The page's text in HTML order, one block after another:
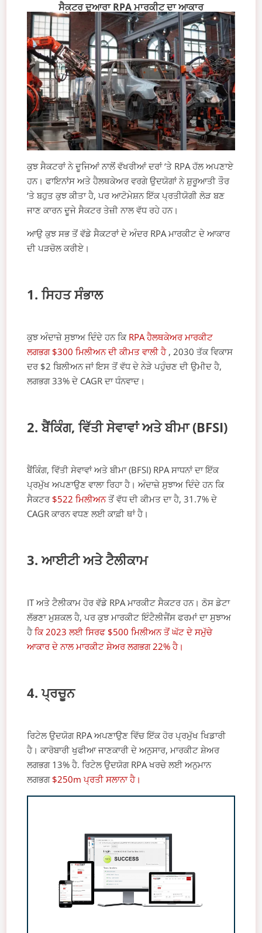
ਸੈਕਟਰ ਦੁਆਰਾ RPA ਮਾਰਕੀਟ ਦਾ ਆਕਾਰ
ਕੁਝ ਸੈਕਟਰਾਂ ਨੇ ਦੂਜਿਆਂ ਨਾਲੋਂ ਵੱਖਰੀਆਂ ਦਰਾਂ ‘ਤੇ RPA ਹੱਲ ਅਪਣਾਏ
ਹਨ। ਫਾਇਨਾਂਸ ਅਤੇ ਹੈਲਥਕੇਅਰ ਵਰਗੇ ਉਦਯੋਗਾਂ ਨੇ ਸ਼ੁਰੂਆਤੀ ਤੌਰ
‘ਤੇ ਬਹੁਤ ਕੁਝ ਕੀਤਾ ਹੈ, ਪਰ ਆਟੋਮੇਸ਼ਨ ਇੱਕ ਪ੍ਰਤੀਯੋਗੀ ਲੋੜ ਬਣ
ਜਾਣ ਕਾਰਨ ਦੂਜੇ ਸੈਕਟਰ ਤੇਜ਼ੀ ਨਾਲ ਵੱਧ ਰਹੇ ਹਨ।
ਆਉ ਕੁਝ ਸਭ ਤੋਂ ਵੱਡੇ ਸੈਕਟਰਾਂ ਦੇ ਅੰਦਰ RPA ਮਾਰਕੀਟ ਦੇ ਆਕਾਰ
ਦੀ ਪੜਚੋਲ ਕਰੀਏ।
1. ਸਿਹਤ ਸੰਭਾਲ
ਕੁਝ ਅੰਦਾਜ਼ੇ ਸੁਝਾਅ ਦਿੰਦੇ ਹਨ ਕਿ RPA ਹੈਲਥਕੇਅਰ ਮਾਰਕੀਟ
ਲਗਭਗ $300 ਮਿਲੀਅਨ ਦੀ ਕੀਮਤ ਵਾਲੀ ਹੈ, 2030 ਤੱਕ ਵਿਕਾਸ
ਦਰ $2 ਬਿਲੀਅਨ ਜਾਂ ਇਸ ਤੋਂ ਵੱਧ ਦੇ ਨੇੜੇ ਪਹੁੰਚਣ ਦੀ ਉਮੀਦ ਹੈ,
ਲਗਭਗ 33% ਦੇ CAGR ਦਾ ਧੰਨਵਾਦ।
2. ਬੈਂਕਿੰਗ, ਵਿੱਤੀ ਸੇਵਾਵਾਂ ਅਤੇ ਬੀਮਾ (BFSI)
ਬੈਂਕਿੰਗ, ਵਿੱਤੀ ਸੇਵਾਵਾਂ ਅਤੇ ਬੀਮਾ (BFSI) RPA ਸਾਧਨਾਂ ਦਾ ਇੱਕ
ਪ੍ਰਮੁੱਖ ਅਪਣਾਉਣ ਵਾਲਾ ਰਿਹਾ ਹੈ। ਅੰਦਾਜ਼ੇ ਸੁਝਾਅ ਦਿੰਦੇ ਹਨ ਕਿ
ਸੈਕਟਰ $522 ਮਿਲੀਅਨਤੋਂ ਵੱਧ ਦੀ ਕੀਮਤ ਦਾ ਹੈ, 31.7% ਦੇ
CAGR ਕਾਰਨ ਵਧਣ ਲਈ ਕਾਫ਼ੀ ਥਾਂ ਹੈ।
3. ਆਈਟੀ ਅਤੇ ਟੈਲੀਕਾਮ
IT ਅਤੇ ਟੈਲੀਕਾਮ ਹੋਰ ਵੱਡੇ RPA ਮਾਰਕੀਟ ਸੈਕਟਰ ਹਨ। ਠੋਸ ਡੇਟਾ
ਲੱਭਣਾ ਮੁਸ਼ਕਲ ਹੈ, ਪਰ ਕੁਝ ਮਾਰਕੀਟ ਇੰਟੈਲੀਜੈਂਸ ਫਰਮਾਂ ਦਾ ਸੁਝਾਅ
ਹੈਕਿ 2023 ਲਈ ਸਿਰਫ $500 ਮਿਲੀਅਨ ਤੋਂ ਘੱਟ ਦੇ ਸਮੁੱਚੇ
ਆਕਾਰ ਦੇ ਨਾਲ ਮਾਰਕੀਟ ਸ਼ੇਅਰ ਲਗਭਗ 22% ਹੈ।
4. ਪ੍ਰਚੂਨ
ਰਿਟੇਲ ਉਦਯੋਗ RPA ਅਪਣਾਉਣ ਵਿੱਚ ਇੱਕ ਹੋਰ ਪ੍ਰਮੁੱਖ ਖਿਡਾਰੀ
ਹੈ। ਕਾਰੋਬਾਰੀ ਖੁਫੀਆ ਜਾਣਕਾਰੀ ਦੇ ਅਨੁਸਾਰ, ਮਾਰਕੀਟ ਸ਼ੇਅਰ
ਲਗਭਗ 13% ਹੈ. ਰਿਟੇਲ ਉਦਯੋਗ RPA ਖਰਚੇ ਲਈ ਅਨੁਮਾਨ
ਲਗਭਗ $250m ਪ੍ਰਤੀ ਸਲਾਨਾ ਹੈ।